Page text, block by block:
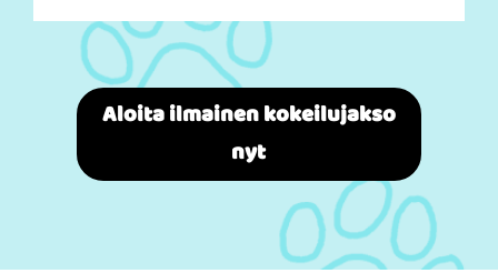
Aloita ilmainen kokeilujakso
nyt